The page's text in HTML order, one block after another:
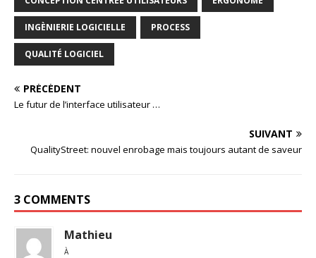
INGÈNIERIE LOGICIELLE PROCESS
QUALITÉ LOGICIEL
PRÉCÉDENT
Le futur de l’interface utilisateur …
SUIVANT
QualityStreet: nouvel enrobage mais toujours autant de saveur
3 COMMENTS
Mathieu
À